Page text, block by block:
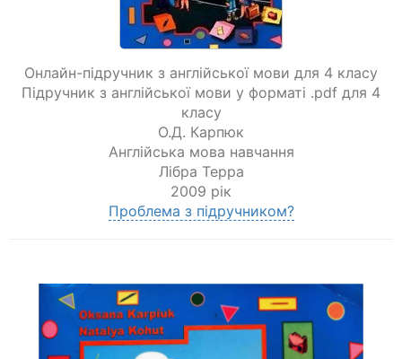
Онлайн-підручник з англійської мови для 4 класу
Підручник з англійської мови у форматі .pdf для 4
класу
О.Д. Карпюк
Англійська мова навчання
Лібра Терра
2009 рік
Проблема з підручником?